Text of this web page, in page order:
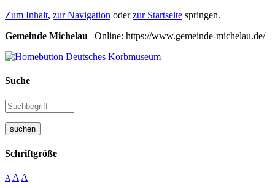
Zum Inhalt, zur Navigation oderzur Startseite springen.
Gemeinde Michelau | Online: https://www.gemeinde-michelau.de/
Suche
suchen
Schriftgröße
A A A